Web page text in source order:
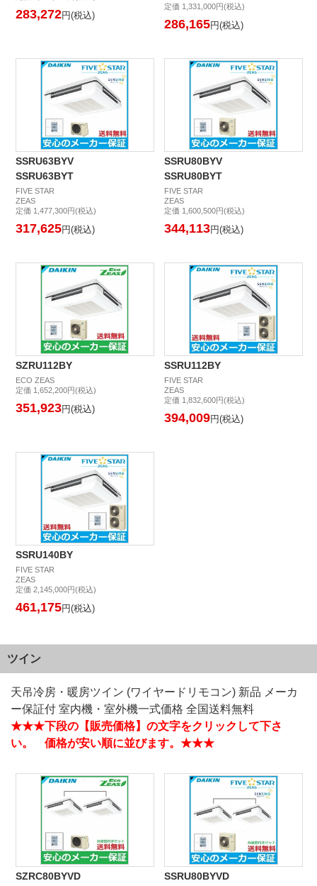
283,272円(税込)
定価 1,331,000円(税込)
286,165円(税込)
SSRU63BYV
SSRU63BYT
FIVE STAR
ZEAS
定価 1,477,300円(税込)
317,625円(税込)
SSRU80BYV
SSRU80BYT
FIVE STAR
ZEAS
定価 1,600,500円(税込)
344,113円(税込)
SZRU112BY
ECO ZEAS
定価 1,652,200円(税込)
351,923円(税込)
SSRU112BY
FIVE STAR
ZEAS
定価 1,832,600円(税込)
394,009円(税込)
SSRU140BY
FIVE STAR
ZEAS
定価 2,145,000円(税込)
461,175円(税込)
ツイン
天吊冷房・暖房ツイン (ワイヤードリモコン) 新品 メーカ
ー保証付 室内機・室外機一式価格 全国送料無料
★★★下段の【販売価格】の文字をクリックして下さ
い。 価格が安い順に並びます。★★★
SZRC80BYVD
SSRU80BYVD